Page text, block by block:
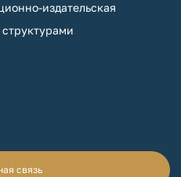
издательская
связь